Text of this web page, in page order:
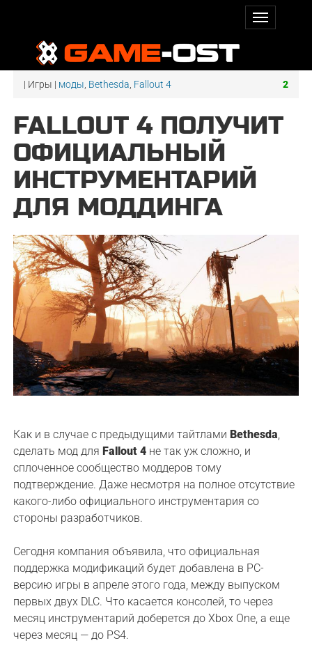
2
| Игры | моды Bethesda Fallout 4
FALLOUT 4 ПОЛУЧИТ
ОФИЦИАЛЬНЫЙ
ИНСТРУМЕНТАРИЙ
ДЛЯ МОДДИНГА
Как и в случае с предыдущими тайтламиBethesda
сделать мод дляFallout 4 не так уж сложно, и
сплоченное сообщество моддеров тому
подтверждение. Даже несмотря на полное отсутствие
какого-либо официального инструментария со
стороны разработчиков.
Сегодня компания объявила, что официальная
поддержка модификаций будет добавлена в PC-
версию игры в апреле этого года, между выпуском
первых двух DLC. Что касается консолей, то через
месяц инструментарий доберется до Xbox One, а еще
через месяц — до PS4.